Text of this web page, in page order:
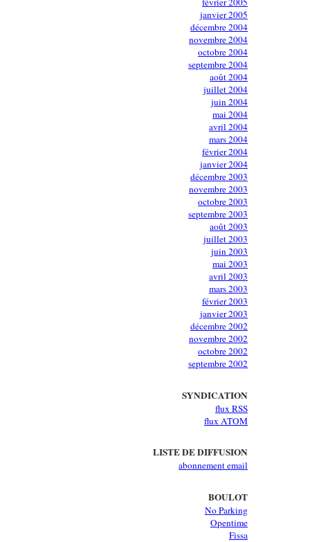
janvier 2005
décembre 2004
novembre 2004
octobre 2004
septembre 2004
août 2004
juillet 2004
juin 2004
mai 2004
avril 2004
mars 2004
février 2004
janvier 2004
décembre 2003
novembre 2003
octobre 2003
septembre 2003
août 2003
juillet 2003
juin 2003
mai 2003
avril 2003
mars 2003
février 2003
janvier 2003
décembre 2002
novembre 2002
octobre 2002
septembre 2002
SYNDICATION
flux RSS
flux ATOM
LISTE DE DIFFUSION
abonnement email
BOULOT
No Parking
Opentime
Fissa